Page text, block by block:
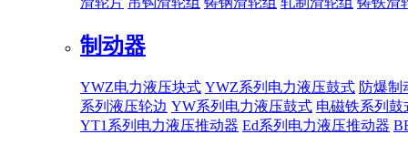
制动器
YWZ电力液压块式 YWZ系列电力液压鼓式 防爆制
系列液压轮边 YW系列电力液压鼓式 电磁铁系列鼓
YT1系列电力液压推动器 Ed系列电力液压推动器